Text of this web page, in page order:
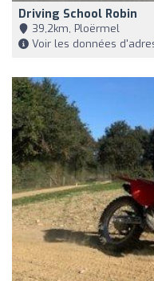
Driving School Robin
39,2km, Ploërmel
Voir les données